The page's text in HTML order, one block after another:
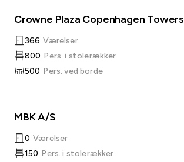
Crowne Plaza Copenhagen Towers
366 Værelser
800 Pers. i stolerækker
500 Pers. ved borde
MBK A/S
0 Værelser
150 Pers. i stolerækker